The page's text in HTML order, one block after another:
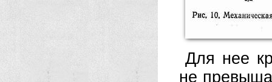
Для нее
не